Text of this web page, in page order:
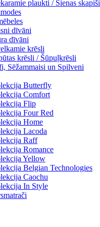
plaukti / Sienas skapiši
dīvāni
dīvāni
krēsli
krēsli / Šūpuļkrēsli
Sēžammaisi un Spilveni
Butterfly
Comfort
Flip
Four Red
Home
Lacoda
Raff
Romance
Yellow
Belgian Technologies
Caochu
In Style